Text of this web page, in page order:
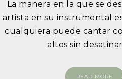
La manera en la que se
artista en su instrumental
cualquiera puede cantar
altos sin
READ MORE